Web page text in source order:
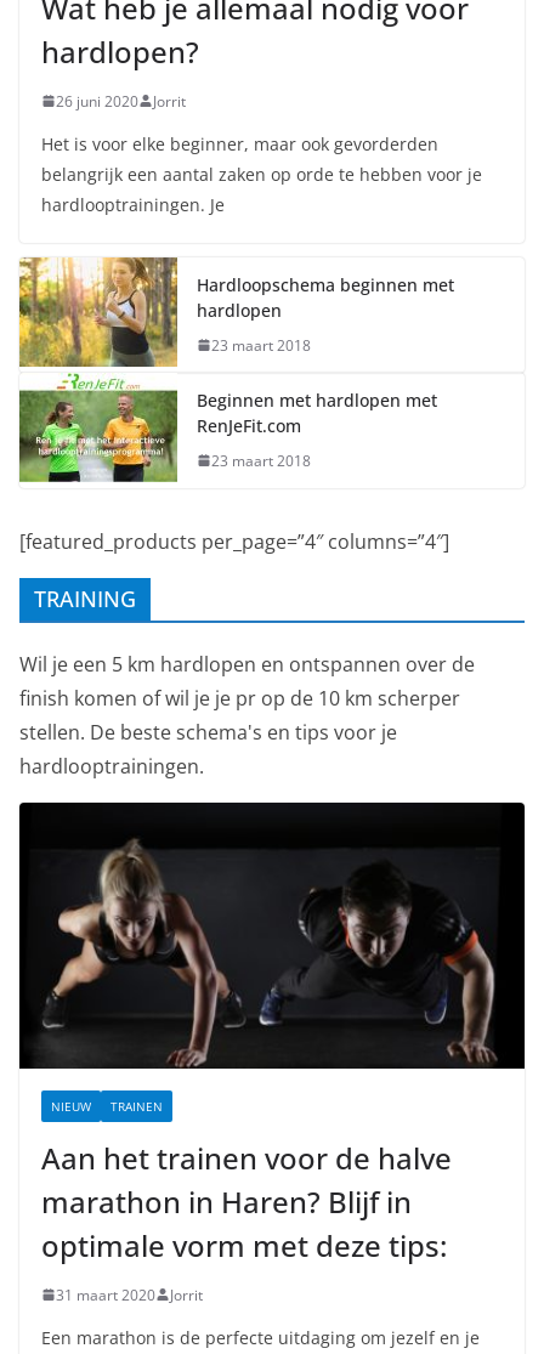
hardlopen?
26 juni 2020 Jorrit
Het is voor elke beginner, maar ook gevorderden
belangrijk een aantal zaken op orde te hebben voor je
hardlooptrainingen. Je
Hardloopschema beginnen met
hardlopen
23 maart 2018
Beginnen met hardlopen met
RenJeFit.com
23 maart 2018
[featured_products per_page=”4″ columns=”4″]
TRAINING
Wil je een 5 km hardlopen en ontspannen over de
finish komen of wil je je pr op de 10 km scherper
stellen. De beste schema's en tips voor je
hardlooptrainingen.
NIEUW TRAINEN
Aan het trainen voor de halve
marathon in Haren? Blijf in
optimale vorm met deze tips:
31 maart 2020 Jorrit
Een marathon is de perfecte uitdaging om jezelf en je